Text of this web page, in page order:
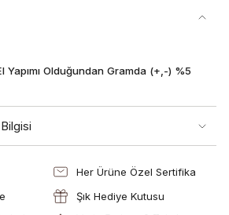
Yapımı Olduğundan Gramda (+,-) %5
Her Ürüne Özel Sertifika
Şık Hediye Kutusu